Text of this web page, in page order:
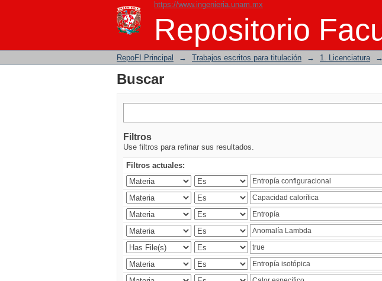
https://www.ingenieria.unam.mx
Repositorio
Buscar
RepoFI Principal → Trabajos escritos para titulación → 1. Licenciatura →
Buscar
Filtros
Use filtros para refinar sus resultados.
Filtros actuales: